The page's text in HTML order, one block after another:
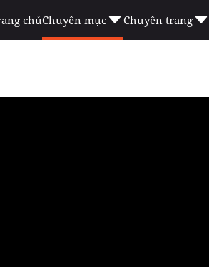
chủChuyên mục Chuyên trang